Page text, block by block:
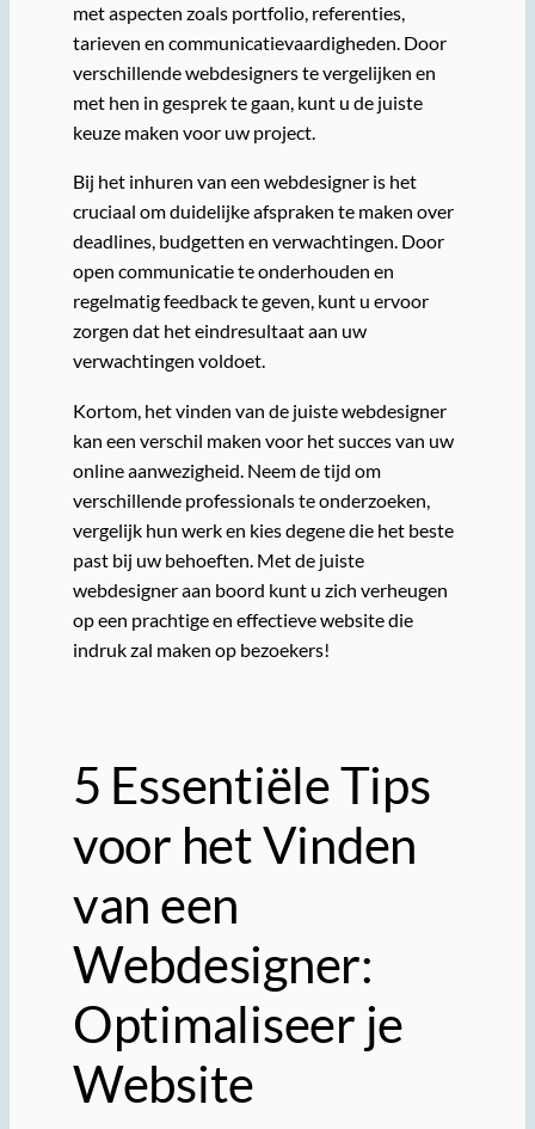
met aspecten zoals portfolio, referenties,
tarieven en communicatievaardigheden. Door
verschillende webdesigners te vergelijken en
met hen in gesprek te gaan, kunt u de juiste
keuze maken voor uw project.
Bij het inhuren van een webdesigner is het
cruciaal om duidelijke afspraken te maken over
deadlines, budgetten en verwachtingen. Door
open communicatie te onderhouden en
regelmatig feedback te geven, kunt u ervoor
zorgen dat het eindresultaat aan uw
verwachtingen voldoet.
Kortom, het vinden van de juiste webdesigner
kan een verschil maken voor het succes van uw
online aanwezigheid. Neem de tijd om
verschillende professionals te onderzoeken,
vergelijk hun werk en kies degene die het beste
past bij uw behoeften. Met de juiste
webdesigner aan boord kunt u zich verheugen
op een prachtige en effectieve website die
indruk zal maken op bezoekers!
5 Essentiële Tips
voor het Vinden
van een
Webdesigner:
Optimaliseer je
Website